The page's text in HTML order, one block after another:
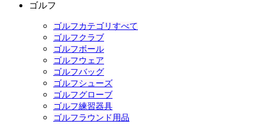
ゴルフ
ゴルフカテゴリすべて
ゴルフクラブ
ゴルフボール
ゴルフウェア
ゴルフバッグ
ゴルフシューズ
ゴルフグローブ
ゴルフ練習器具
ゴルフラウンド用品